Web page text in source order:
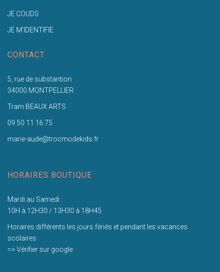
JE COUDS
JE M'IDENTIFIE
CONTACT
5, rue de substantion
34000 MONTPELLIER
Tram BEAUX ARTS
09 50 11 16 75
marie-aude@trocmodekids.fr
HORAIRES BOUTIQUE
Mardi au Samedi :
10H à 12H30 / 13H30 à 18H45
Horaires différents les jours fériés et pendant les vacances
scolaires :
=> Vérifier sur google